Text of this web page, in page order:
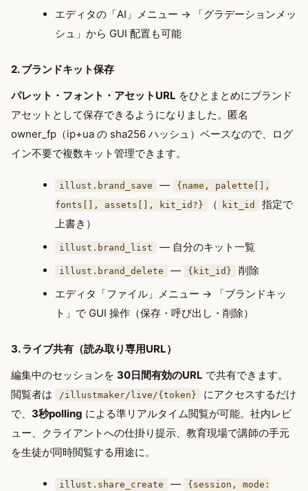
エディタの「AI」メニュー → 「グラデーションメッ
シュ」から GUI 配置も可能
2. ブランドキット保存
パレット・フォント・アセットURL をひとまとめにブランド
アセットとして保存できるようになりました。匿名
owner_fp（ip+ua の sha256 ハッシュ）ベースなので、ログ
イン不要で複数キット管理できます。
illust.brand_save —
{name, palette[],
fonts[], assets[], kit_id?}
（ kit_id
指定で
上書き）
illust.brand_list — 自分のキット一覧
illust.brand_delete — {kit_id}
削除
エディタ「ファイル」メニュー → 「ブランドキッ
ト」で GUI 操作（保存・呼び出し・削除）
3. ライブ共有（読み取り専用URL）
編集中のセッションを 30日間有効のURL で共有できます。
閲覧者は
/illustmaker/live/{token}
にアクセスするだけ
で、 3秒polling による準リアルタイム閲覧が可能。社内レビ
ュー、クライアントへの仕掛り提示、教育現場で講師の手元
を生徒が同時閲覧する用途に。
illust.share_create —
{session, mode: